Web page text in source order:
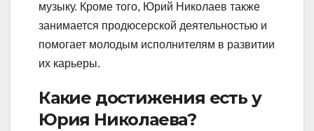
музыку. Кроме того, Юрий Николаев также
занимается продюсерской деятельностью и
помогает молодым исполнителям в развитии
их карьеры.
Какие достижения есть у
Юрия Николаева?